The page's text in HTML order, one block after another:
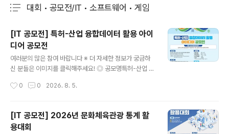
대회 • 공모전/IT • 소프트웨어 • 게임
[IT 공모전] 특허-산업 융합데이터 활용 아이
디어 공모전
여러분의 많은 참여 바랍니다 ※ 더 자세한 정보가 궁금하
신 분들은 이미지를 클릭해주세요! ◎ 공모명특허-산업 융
인공지능 분류모델을 활용하여 개별 특허가 어떤 산업에
(원)생 (대표자 포함 4인 이내 팀 구성) ◎ 일 정○ 2026.
7.23. ~ 9. 11. 접수 기간○ 2026. 9.28. ~ 11. 13. 결과물
제출○ 2026. 11.16. ~ 11. 20. 1차 심사○ 2026. 11.21.
0 0 2026. 8. 5.
[IT 공모전] 2026년 문화체육관광 통계 활
용대회